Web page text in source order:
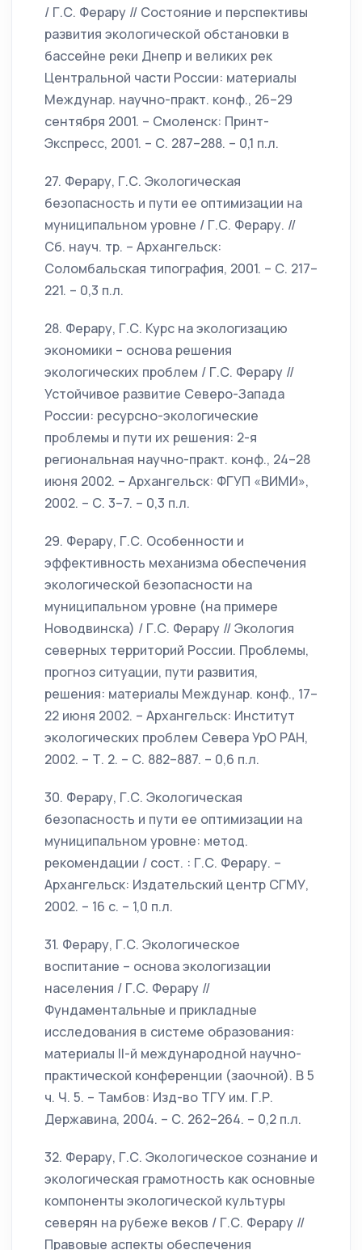
/ Г.С. Ферару // Состояние и перспективы
развития экологической обстановки в
бассейне реки Днепр и великих рек
Центральной части России: материалы
Междунар. научно-практ. конф., 26–29
сентября 2001. – Смоленск: Принт-
Экспресс, 2001. – С. 287–288. – 0,1 п.л.
27. Ферару, Г.С. Экологическая
безопасность и пути ее оптимизации на
муниципальном уровне / Г.С. Ферару. //
Сб. науч. тр. – Архангельск:
Соломбальская типография, 2001. – С. 217–
221. – 0,3 п.л.
28. Ферару, Г.С. Курс на экологизацию
экономики – основа решения
экологических проблем / Г.С. Ферару //
Устойчивое развитие Северо-Запада
России: ресурсно-экологические
проблемы и пути их решения: 2-я
региональная научно-практ. конф., 24–28
июня 2002. – Архангельск: ФГУП «ВИМИ»,
2002. – С. 3–7. – 0,3 п.л.
29. Ферару, Г.С. Особенности и
эффективность механизма обеспечения
экологической безопасности на
муниципальном уровне (на примере
Новодвинска) / Г.С. Ферару // Экология
северных территорий России. Проблемы,
прогноз ситуации, пути развития,
решения: материалы Междунар. конф., 17–
22 июня 2002. – Архангельск: Институт
экологических проблем Севера УрО РАН,
2002. – Т. 2. – С. 882–887. – 0,6 п.л.
30. Ферару, Г.С. Экологическая
безопасность и пути ее оптимизации на
муниципальном уровне: метод.
рекомендации / сост. : Г.С. Ферару. –
Архангельск: Издательский центр СГМУ,
2002. – 16 с. – 1,0 п.л.
31. Ферару, Г.С. Экологическое
воспитание – основа экологизации
населения / Г.С. Ферару //
Фундаментальные и прикладные
исследования в системе образования:
материалы II-й международной научно-
практической конференции (заочной). В 5
ч. Ч. 5. – Тамбов: Изд-во ТГУ им. Г.Р.
Державина, 2004. – С. 262–264. – 0,2 п.л.
32. Ферару, Г.С. Экологическое сознание и
экологическая грамотность как основные
компоненты экологической культуры
северян на рубеже веков / Г.С. Ферару //
Правовые аспекты обеспечения